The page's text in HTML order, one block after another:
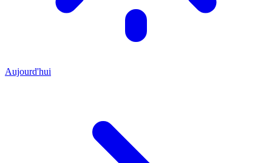
Aujourd'hui